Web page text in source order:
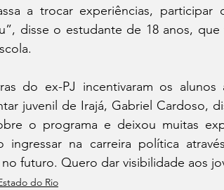
a trocar experiências,
disse o estudante de 18 anos,
do ex-PJ incentivaram os
juvenil de Irajá, Gabriel Cardoso,
o programa e deixou muitas
ingressar na carreira política
futuro. Quero dar visibilidade aos
do Rio